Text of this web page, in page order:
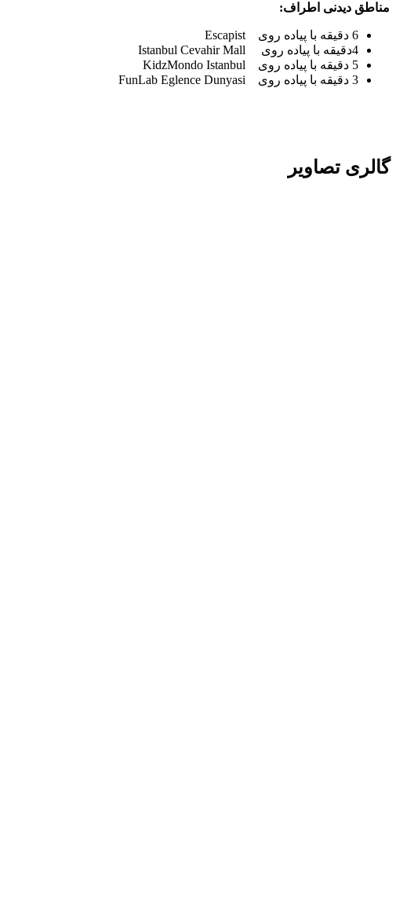
مناطق دیدنی اطراف:
6 دقیقه با پیاده روی Escapist
4دقیقه با پیاده روی Istanbul Cevahir Mall
5 دقیقه با پیاده روی KidzMondo Istanbul
3 دقیقه با پیاده روی FunLab Eglence Dunyasi
گالری تصاویر